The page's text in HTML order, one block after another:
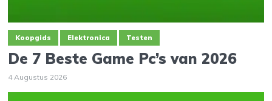
Koopgids Elektronica Testen
De 7 Beste Game Pc’s van 2026
4 Augustus 2026